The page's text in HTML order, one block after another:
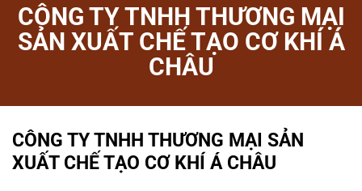
CÔNG TY TNHH THƯƠNG MẠI
SẢN XUẤT CHẾ TẠO CƠ KHÍ Á
CHÂU
CÔNG TY TNHH THƯƠNG MẠI SẢN
XUẤT CHẾ TẠO CƠ KHÍ Á CHÂU